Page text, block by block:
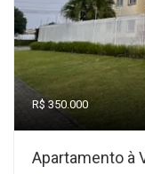
R$ 350.000
Apartamento à